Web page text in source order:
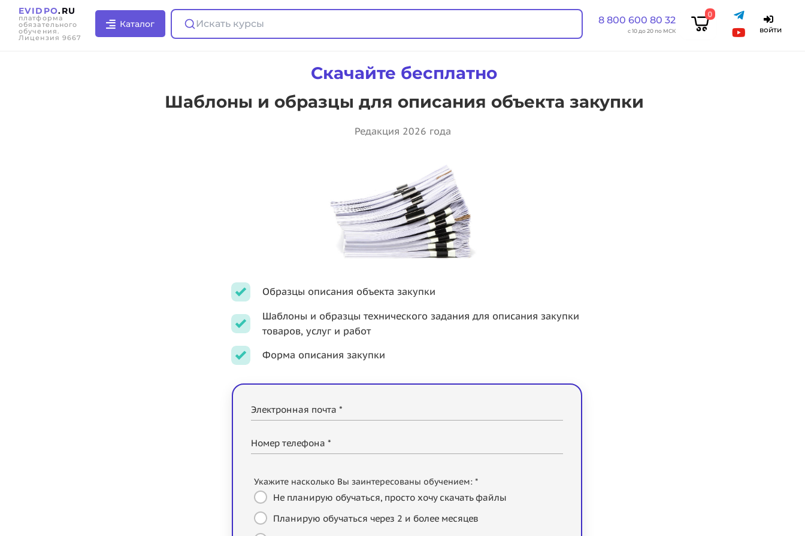
EVIDPO.RU
платформа
обязательного
обучения.
Лицензия 9667
Каталог Искать курсы 8 800 600 80 32
с 10 до 20 по МСК
0
войти
Скачайте бесплатно
Шаблоны и образцы для описания объекта закупки
Редакция 2026 года
Образцы описания объекта закупки
Шаблоны и образцы технического задания для описания закупки
товаров, услуг и работ
Форма описания закупки
Электронная почта *
Номер телефона *
Укажите насколько Вы заинтересованы обучением: *
Не планирую обучаться, просто хочу скачать файлы
Планирую обучаться через 2 и более месяцев